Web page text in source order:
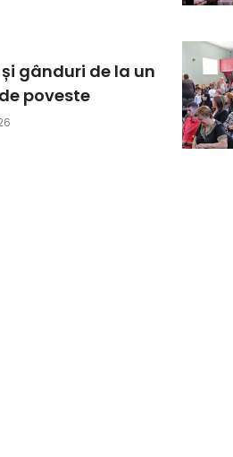
gânduri de la un
poveste